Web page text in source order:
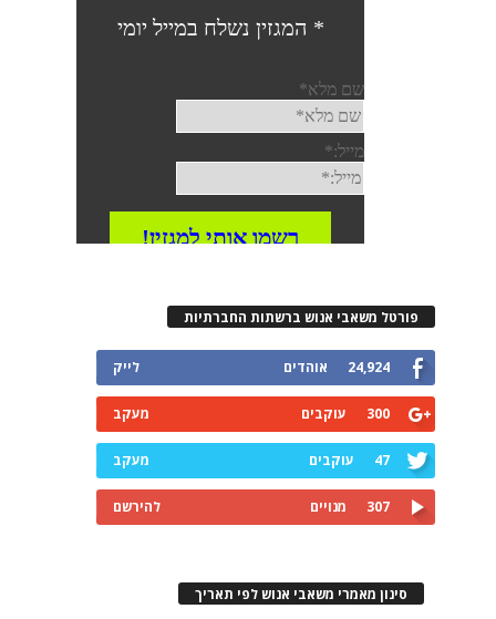
פורטל משאבי אנוש ברשתות החברתיות
24,924 אוהדים לייק
300 עוקבים מעקב
47 עוקבים מעקב
307 מנויים להירשם
סינון מאמרי משאבי אנוש לפי תאריך